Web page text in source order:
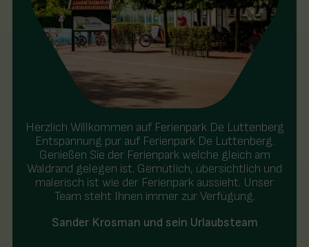
Herzlich Willkommen auf Ferienpark De Luttenberg
Entspannung pur auf Ferienpark De Luttenberg.
Genießen Sie der Ferienpark welche gleich am
Waldrand gelegen ist. Gemütlich, übersichtlich und
malerisch ist wie der Ferienpark aussieht. Unser
Team steht Ihnen immer zur Verfügung.
Sander Krosman und sein Urlaubsteam